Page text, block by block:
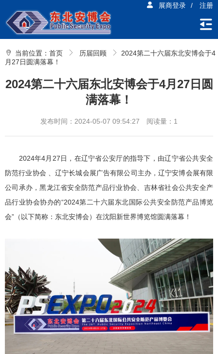
展商登录 / 注册
当前位置： 首页 历届回顾
2024第二十六届东北安博会于4
月27日圆满落幕！
2024第二十六届东北安博会于4月27日圆
满落幕！
发布时间：2024-05-07 09:54:27 阅读量：1
2024年4月27日，在辽宁省公安厅的指导下，由辽宁省公共安全
防范行业协会 、辽宁长城会展广告有限公司主办，辽宁安博会展有限
公司承办，黑龙江省安全防范产品行业协会、吉林省社会公共安全产
品行业协会协办的“2024第二十六届东北国际公共安全防范产品博览
会”（以下简称：东北安博会）在沈阳新世界博览馆圆满落幕！